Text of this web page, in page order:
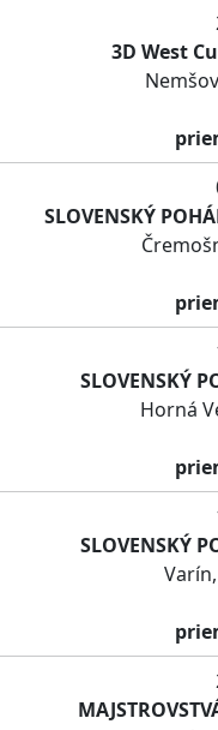
3D West
SLOVENSKÝ
SLOVENSKÝ
Horná
SLOVENSKÝ